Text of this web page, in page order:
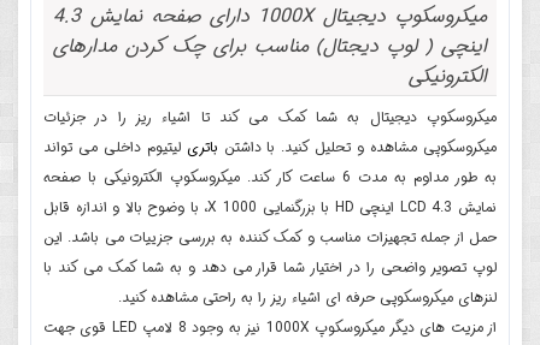
میکروسکوپ دیجیتال 1000X دارای صفحه نمایش 4.3
اینچی ( لوپ دیجتال) مناسب برای چک کردن مدارهای
الکترونیکی
میکروسکوپ دیجیتال به شما کمک می کند تا اشیاء ریز را در جزئیات
میکروسکوپی مشاهده و تحلیل کنید. با داشتن باتری لیتیوم داخلی می تواند
به طور مداوم به مدت 6 ساعت کار کند
. میکروسکوپ الکترونیکی با صفحه
نمایش LCD 4.3 اینچی HD با بزرگنمایی 1000 X، با وضوح بالا و اندازه قابل
حمل از جمله تجهیزات مناسب و کمک کننده به بررسی جزییات می باشد. این
لوپ تصویر واضحی را در اختیار شما قرار می دهد و به شما کمک می کند با
لنزهای میکروسکوپی حرفه ای اشیاء ریز را به راحتی مشاهده کنید.
از مزیت های دیگر میکروسکوپ 1000X نیز به وجود 8 لامپ LED قوی جهت